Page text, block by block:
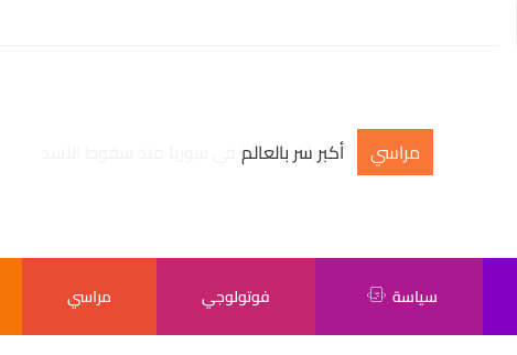
مراسي أكبر سر بالعالم
سياسة فوتولوجي مراسي